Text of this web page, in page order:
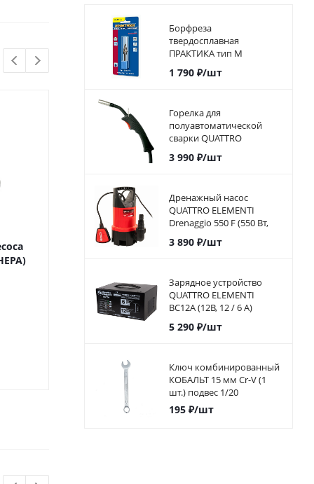
Удлинитель силовой
катушка металл
Под заказ
7 990₽
катушка
6 150
Борфреза
твердосплавная
ПРАКТИКА тип M
коническая,12 х 25 мм,
хвостовик 6 мм
1 790₽/шт
Горелка для
полуавтоматической
сварки QUATTRO
ELEMENTI для i-MIG 165
(150A, 0,6 - 0,8 мм, 2,0
3 990₽/шт
Дренажный насос
QUATTRO ELEMENTI
Drenaggio 550 F (550 Вт,
10500 л/ч, для грязной, 7
м, 4,75кг)
3 890₽/шт
Зарядное устройство
QUATTRO ELEMENTI
BC12A (12В, 12 / 6 А)
автомат
5 290₽/шт
Ключ комбинированный
КОБАЛЬТ 15 мм Cr-V (1
шт.) подвес 1/20
195₽/шт